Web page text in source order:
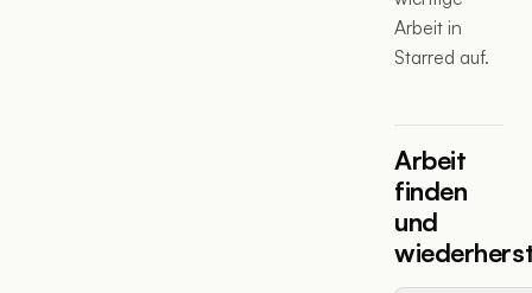
Arbeit in
Starred auf.
Arbeit
finden
und